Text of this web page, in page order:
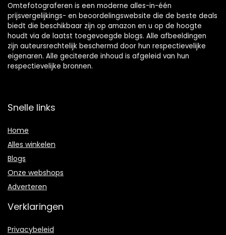
Omtefotograferen is een moderne alles-in-één
prijsvergelijkings- en beoordelingswebsite die de beste deals
biedt die beschikbaar zijn op amazon en u op de hoogte
houdt via de laatst toegevoegde blogs. Alle afbeeldingen
zijn auteursrechtelijk beschermd door hun respectievelijke
eigenaren. Alle geciteerde inhoud is afgeleid van hun
respectievelijke bronnen.
Snelle links
Home
Alles winkelen
Blogs
Onze webshops
Adverteren
Verklaringen
Privacybeleid